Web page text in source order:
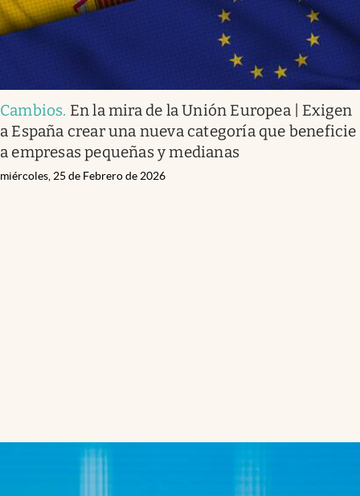
Cambios. En la mira de la Unión Europea | Exigen
a España crear una nueva categoría que beneficie
a empresas pequeñas y medianas
miércoles, 25 de Febrero de 2026